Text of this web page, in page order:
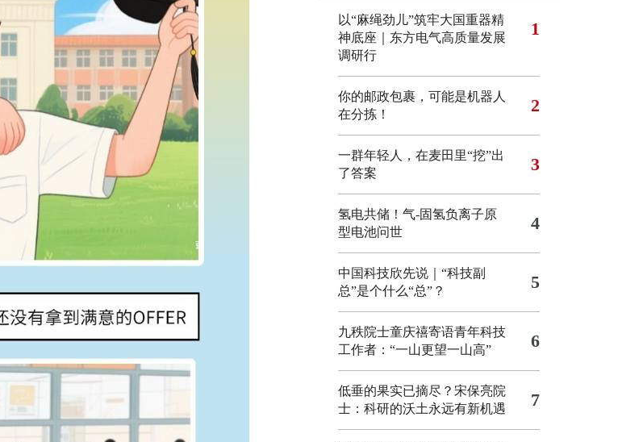
以“麻绳劲儿”筑牢大国重器精
神底座｜东方电气高质量发展
调研行
1
你的邮政包裹，可能是机器人
在分拣！
2
一群年轻人，在麦田里“挖”出
了答案
3
氢电共储！气-固氢负离子原
型电池问世
4
中国科技欣先说｜“科技副
总”是个什么“总”？
5
九秩院士童庆禧寄语青年科技
工作者：“一山更望一山高”
6
低垂的果实已摘尽？宋保亮院
士：科研的沃土永远有新机遇
7